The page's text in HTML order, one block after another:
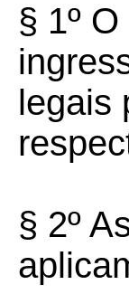
§ 1º
legais
§ 2º